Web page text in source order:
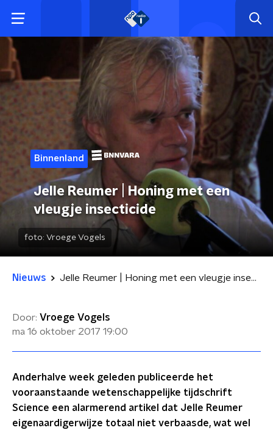
Binnenland
Jelle Reumer | Honing met een
vleugje insecticide
foto: Vroege Vogels
Nieuws Jelle Reumer | Honing met een vleugje insecticide
Door: Vroege Vogels
ma 16 oktober 2017 19:00
Anderhalve week geleden publiceerde het
vooraanstaande wetenschappelijke tijdschrift
Science een alarmerend artikel dat Jelle Reumer
eigenaardigerwijze totaal niet verbaasde, wat wel